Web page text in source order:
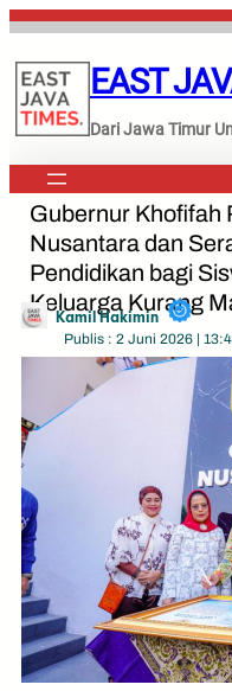
Lewati
konten
EAST
Dari Jawa Timur
Gubernur Khofifah
Nusantara dan
Pendidikan bagi
Keluarga Kurang
Kamil Hakimin
Publis : 2 Juni 2026 |